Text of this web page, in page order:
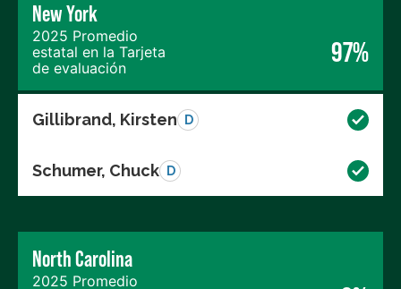
New York
2025 Promedio
estatal en la Tarjeta
de evaluación
97%
Gillibrand, Kirsten D
Schumer, Chuck D
North Carolina
2025 Promedio